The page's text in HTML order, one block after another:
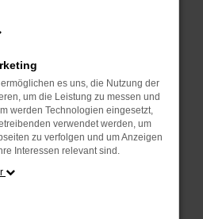
und einen soliden Nachlass
ERROR
aufgetreten.
Firewall und deine
es uns, die Nutzung der
um die Leistung zu messen und
werden Technologien eingesetzt,
verwendet werden, um
zu verfolgen und um Anzeigen
Interessen relevant sind.